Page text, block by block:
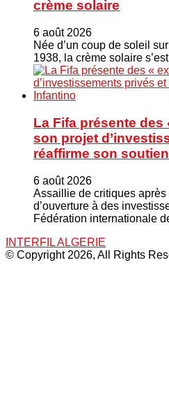
crème solaire
6 août 2026
Née d’un coup de soleil
1938, la crème solaire
La Fifa présente des
son projet
réaffirme son
6 août 2026
Assaillie de critiques après
d’ouverture à des
Fédération internationale
INTERFIL ALGERIE
© Copyright 2026, All Rights